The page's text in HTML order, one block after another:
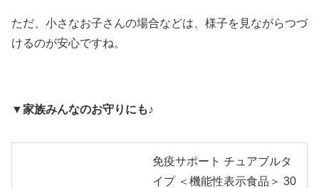
ただ、小さなお子さんの場合などは、様子を見ながらつづ
けるのが安心ですね。
▼家族みんなのお守りにも♪
免疫サポート チュアブルタ
イプ ＜機能性表示食品＞ 30